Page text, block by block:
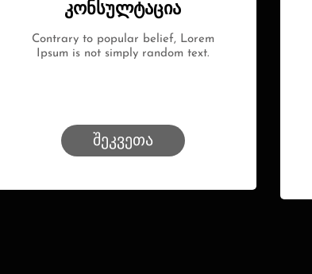
კონსულტაცია
Contrary to popular belief, Lorem
Ipsum is not simply random text.
შეკვეთა